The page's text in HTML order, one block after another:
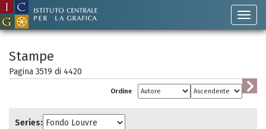
Stampe
Pagina 3519 di 4420
Ordine
Series: